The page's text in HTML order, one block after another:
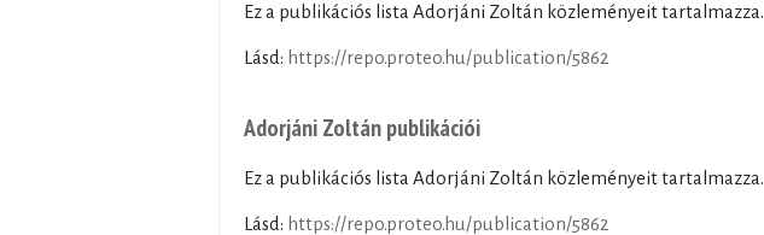
Ez a publikációs lista Adorjáni Zoltán közleményeit tartalmazza.
Lásd: https://repo.proteo.hu/publication/5862
Adorjáni Zoltán publikációi
Ez a publikációs lista Adorjáni Zoltán közleményeit tartalmazza.
Lásd: https://repo.proteo.hu/publication/5862